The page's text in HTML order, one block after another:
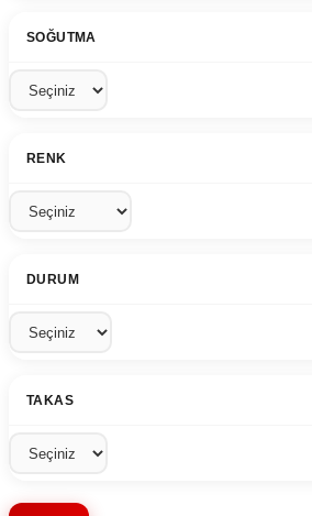
SOĞUTMA
RENK
DURUM
TAKAS